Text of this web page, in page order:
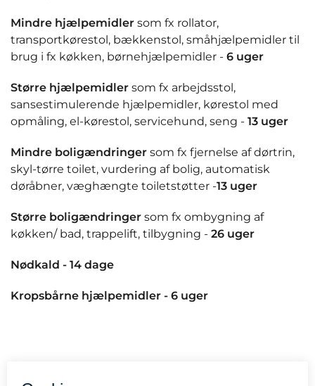
Mindre hjælpemidler som fx rollator,
transportkørestol, bækkenstol, småhjælpemidler til
brug i fx køkken, børnehjælpemidler - 6 uger
Større hjælpemidler som fx arbejdsstol,
sansestimulerende hjælpemidler, kørestol med
opmåling, el-kørestol, servicehund, seng - 13 uger
Mindre boligændringer som fx fjernelse af dørtrin,
skyl-tørre toilet, vurdering af bolig, automatisk
døråbner, væghængte toiletstøtter -13 uger
Større boligændringer som fx ombygning af
køkken/ bad, trappelift, tilbygning - 26 uger
Nødkald - 14 dage
Kropsbårne hjælpemidler - 6 uger